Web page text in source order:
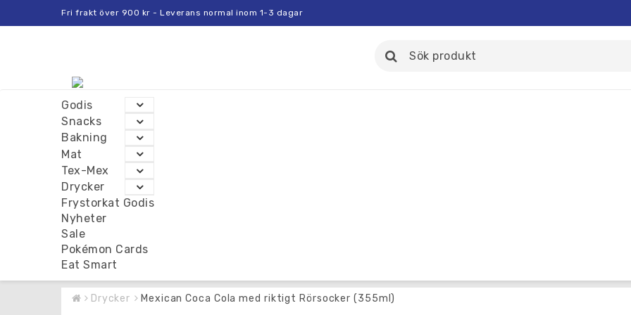
Fri frakt över 900 kr - Leverans normal inom 1-3 dagar
Godis
Snacks
Bakning
Mat
Tex-Mex
Drycker
Frystorkat Godis
Nyheter
Sale
Pokémon Cards
Eat Smart
Drycker Mexican Coca Cola med riktigt Rörsocker (355ml)